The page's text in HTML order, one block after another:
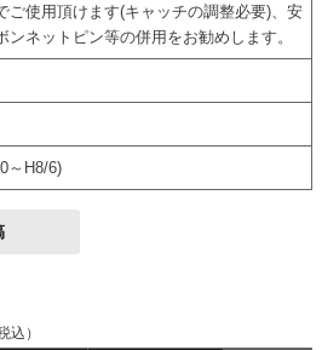
ご使用頂けます(キャッチの調整必要)、安
ンネットピン等の併用をお勧めします。
～H8/6)
込）